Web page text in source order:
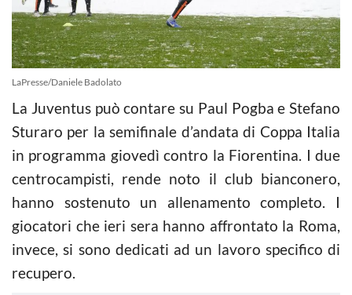
LaPresse/Daniele Badolato
La Juventus può contare su Paul Pogba e Stefano
Sturaro per la semifinale d’andata di Coppa Italia
in programma giovedì contro la Fiorentina. I due
centrocampisti, rende noto il club bianconero,
hanno sostenuto un allenamento completo. I
giocatori che ieri sera hanno affrontato la Roma,
invece, si sono dedicati ad un lavoro specifico di
recupero.